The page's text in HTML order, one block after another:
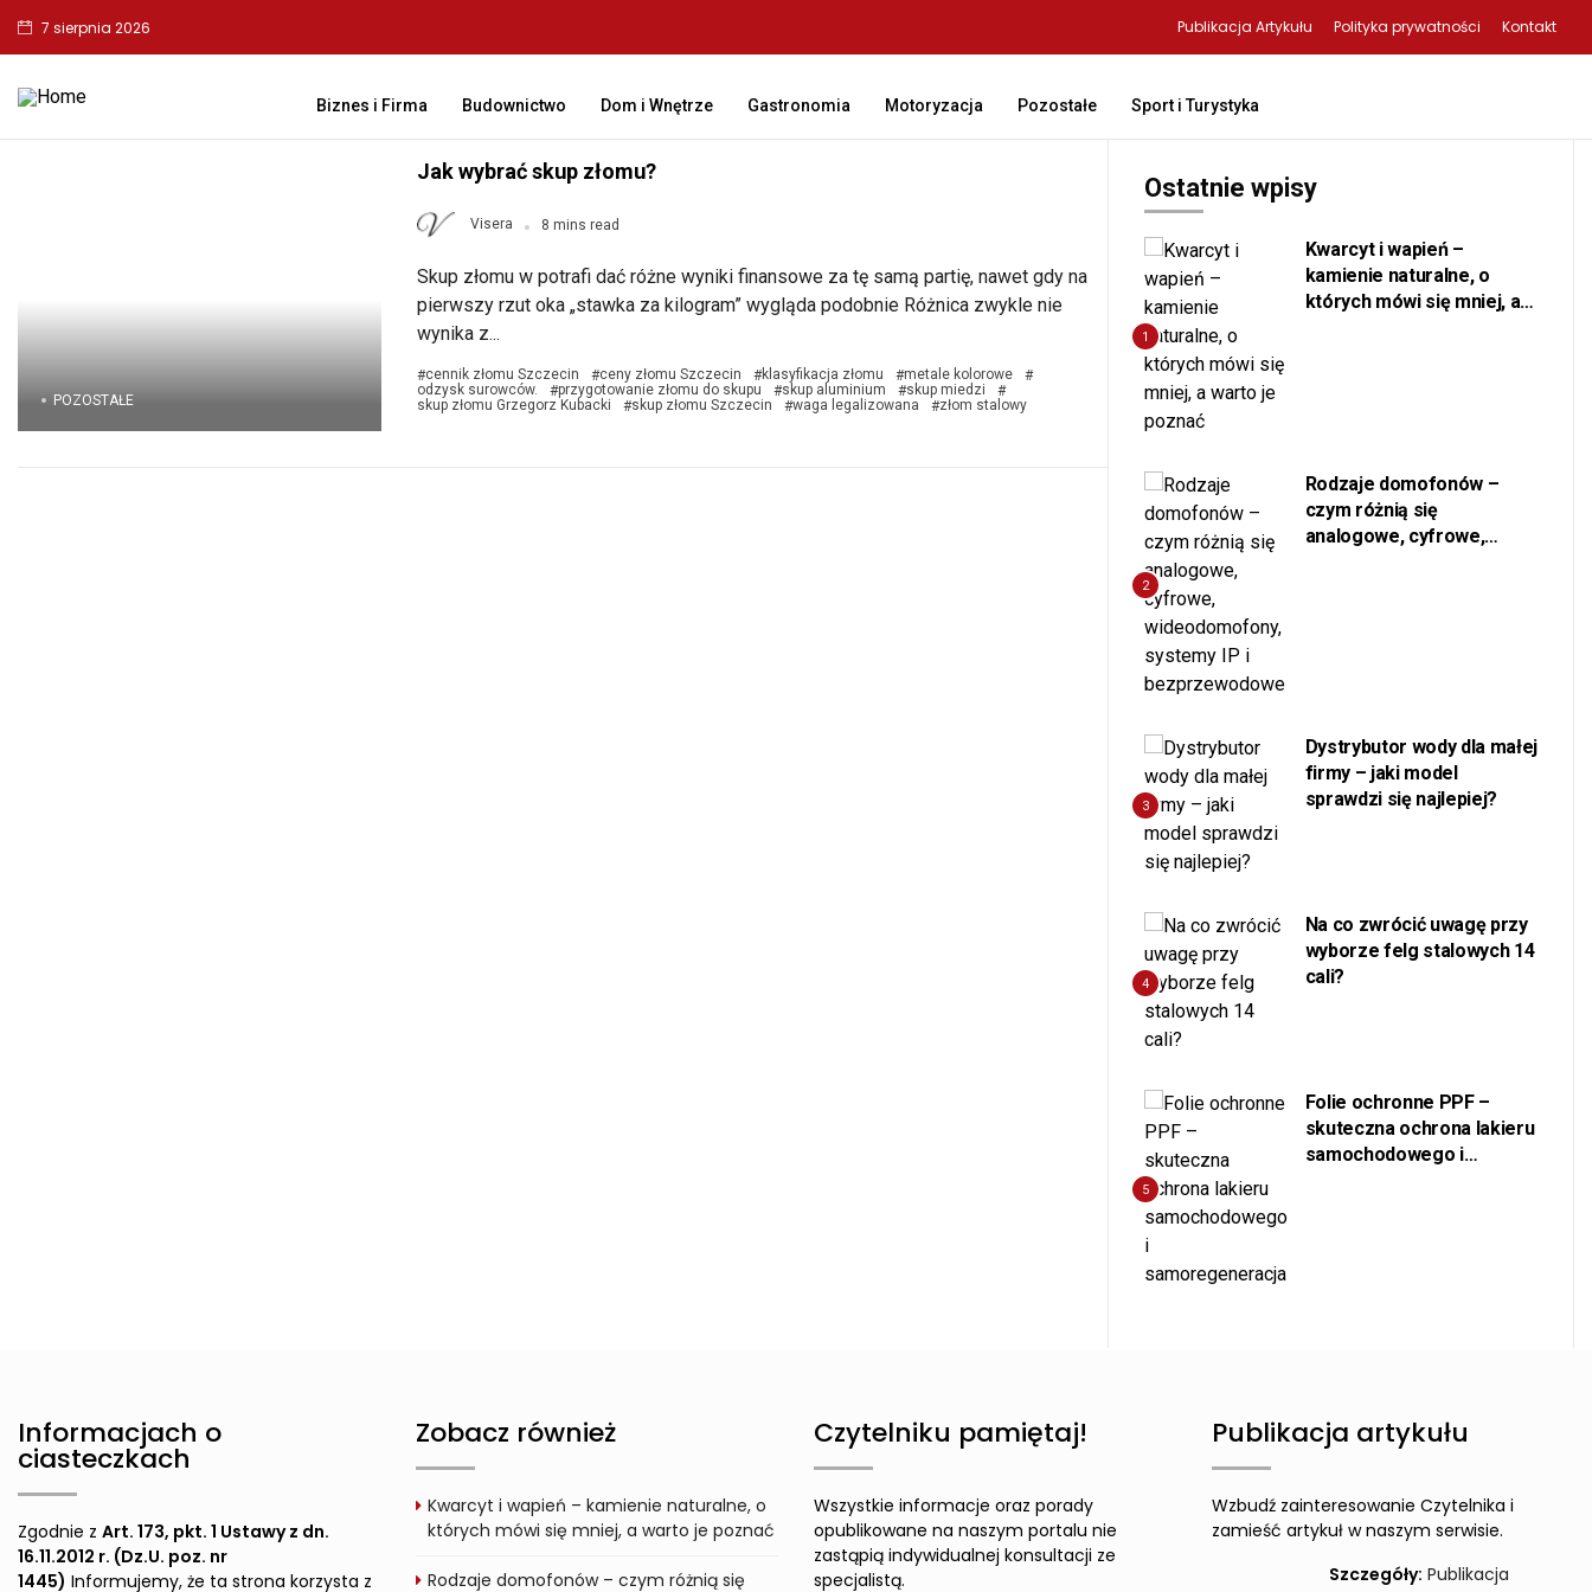
7 sierpnia 2026 Publikacja Artykułu Polityka prywatności Kontakt
Biznes i Firma Budownictwo Dom i Wnętrze Gastronomia Motoryzacja Pozostałe Sport i Turystyka
POZOSTAŁE
Jak wybrać skup złomu?
Visera 8 mins read
Skup złomu w potrafi dać różne wyniki finansowe za tę samą partię, nawet gdy na
pierwszy rzut oka „stawka za kilogram” wygląda podobnie Różnica zwykle nie
wynika z...
#cennik złomu Szczecin #ceny złomu Szczecin #klasyfikacja złomu #metale kolorowe
#
odzysk surowców.
#przygotowanie złomu do skupu #skup aluminium #skup miedzi
#
skup złomu Grzegorz Kubacki
#skup złomu Szczecin #waga legalizowana #złom stalowy
Ostatnie wpisy
1
Kwarcyt i wapień –
kamienie naturalne, o
których mówi się mniej, a
2
Rodzaje domofonów –
czym różnią się
analogowe, cyfrowe,
3
Dystrybutor wody dla małej
firmy – jaki model
sprawdzi się najlepiej?
4
Na co zwrócić uwagę przy
wyborze felg stalowych 14
cali?
5
Folie ochronne PPF –
skuteczna ochrona lakieru
samochodowego i
Informacjach o
ciasteczkach
Zgodnie z Art. 173, pkt. 1 Ustawy z dn.
16.11.2012 r. (Dz.U. poz. nr
1445) Informujemy, że ta strona korzysta z
Zobacz również
Kwarcyt i wapień – kamienie naturalne, o
których mówi się mniej, a warto je poznać
Rodzaje domofonów – czym różnią się
Czytelniku pamiętaj!
Wszystkie informacje oraz porady
opublikowane na naszym portalu nie
zastąpią indywidualnej konsultacji ze
specjalistą.
Publikacja artykułu
Wzbudź zainteresowanie Czytelnika i
zamieść artykuł w naszym serwisie.
Szczegóły: Publikacja